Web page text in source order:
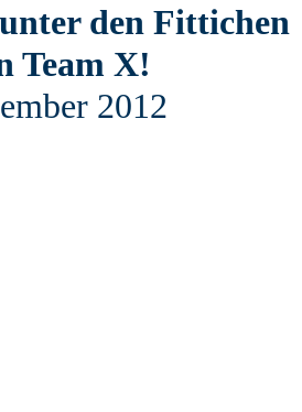
den Fittichen
Team X!
2012